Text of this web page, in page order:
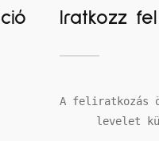
Iratkozz
A feliratkozás
levelet